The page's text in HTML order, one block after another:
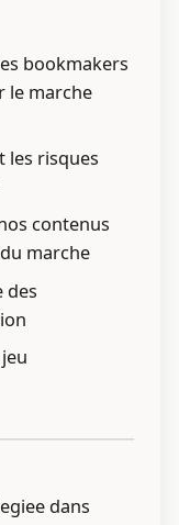
bookmakers
le marche
les risques
contenus
marche
des
dans